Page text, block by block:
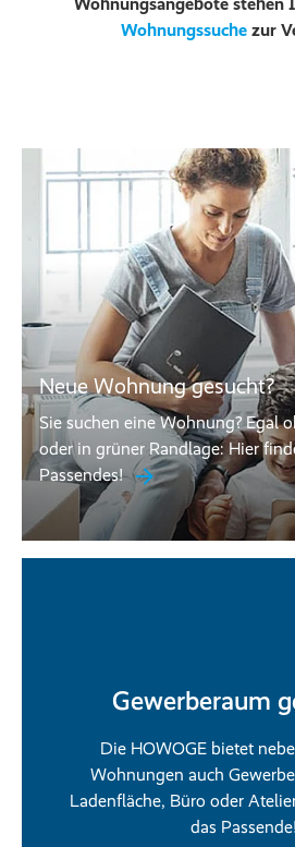
Wohnungssuche zur
Neue Wohnung gesucht?
Sie suchen eine Wohnung? Egal
oder in grüner Randlage: Hier
Passendes!
Gewerberaum
Die HOWOGE bietet
Wohnungen auch
Ladenfläche, Büro oder
das Passende!